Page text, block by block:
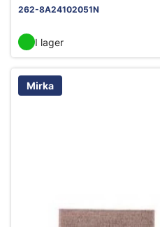
262-8A24102051N
I lager
Mirka